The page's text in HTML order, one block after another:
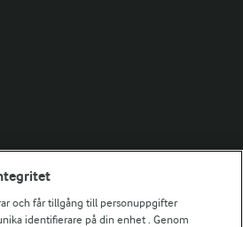
och får tillgång till personuppgifter
identifierare på din enhet . Genom